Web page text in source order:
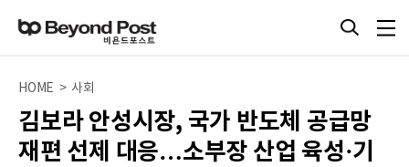
HOME > 사회
김보라 안성시장, 국가 반도체 공급망
재편 선제 대응…소부장 산업 육성·기